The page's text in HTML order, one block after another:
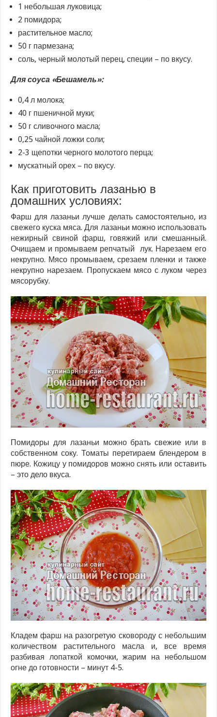
1 небольшая луковица;
2 помидора;
растительное масло;
50 г пармезана;
соль, черный молотый перец, специи – по вкусу.
Для соуса «Бешамель»:
0,4 л молока;
40 г пшеничной муки;
50 г сливочного масла;
0,25 чайной ложки соли;
2-3 щепотки черного молотого перца;
мускатный орех – по вкусу.
Как приготовить лазанью в
домашних условиях:
Фарш для лазаньи лучше делать самостоятельно, из
свежего куска мяса. Для лазаньи можно использовать
нежирный свиной фарш, говяжий или смешанный.
Очищаем и промываем репчатый лук. Нарезаем его
некрупно. Мясо промываем, срезаем пленки и также
некрупно нарезаем. Пропускаем мясо с луком через
мясорубку.
Помидоры для лазаньи можно брать свежие или в
собственном соку. Томаты перетираем блендером в
пюре. Кожицу у помидоров можно снять или оставить
– это дело вкуса.
Кладем фарш на разогретую сковороду с небольшим
количеством растительного масла и, все время
разбивая лопаткой комочки, жарим на небольшом
огне до готовности – минут 4-5.